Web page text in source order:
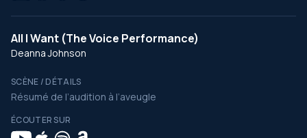
All I Want (The Voice Performance)
Deanna Johnson
SCÈNE / DÉTAILS
Résumé de l’audition à l’aveugle
ÉCOUTER SUR